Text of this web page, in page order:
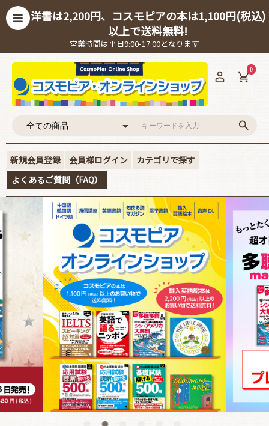
洋書は2,200円、コスモピアの本は1,100円(税込)
以上で送料無料!
営業時間は平日9:00-17:00となります
0
新規会員登録 会員様ログイン
カテゴリで探す
よくあるご質問（FAQ）